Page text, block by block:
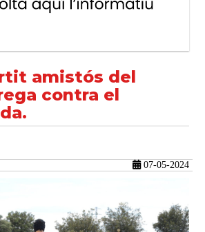
amistós del
contra el
07-05-2024